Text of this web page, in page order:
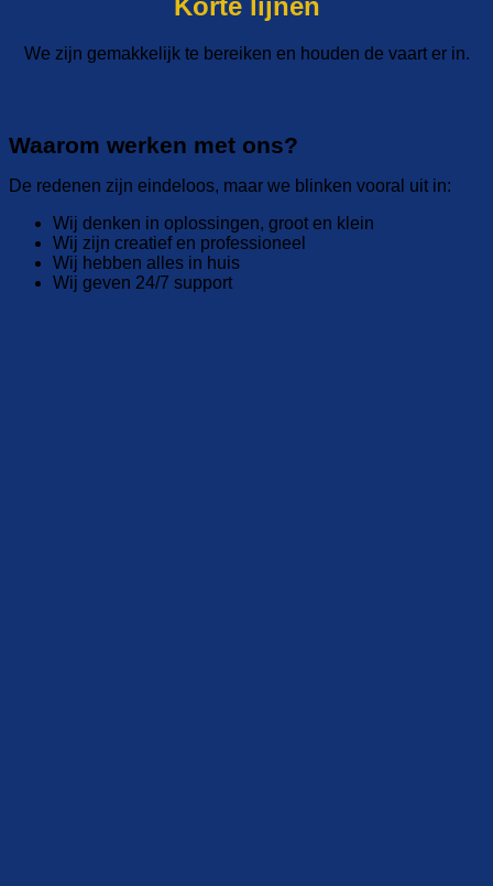
Korte lijnen
We zijn gemakkelijk te bereiken en houden de vaart er in.
Waarom werken met ons?
De redenen zijn eindeloos, maar we blinken vooral uit in:
Wij denken in oplossingen, groot en klein
Wij zijn creatief en professioneel
Wij hebben alles in huis
Wij geven 24/7 support